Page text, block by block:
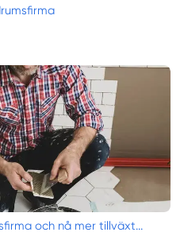
och nå mer tillväxt...